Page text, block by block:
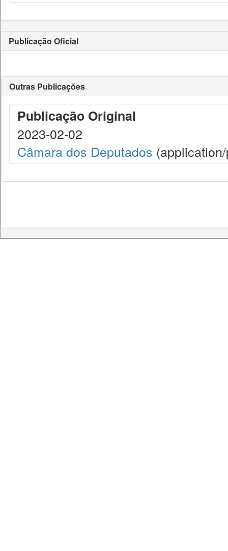
Publicação Oficial
Outras Publicações
Publicação Original
2023-02-02
Câmara dos Deputados